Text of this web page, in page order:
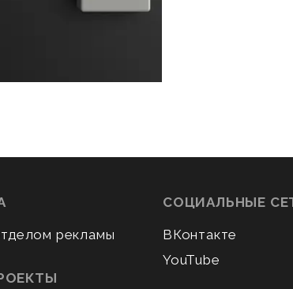
рекламы
СОЦИАЛЬНЫЕ
ВКонтакте
YouTube